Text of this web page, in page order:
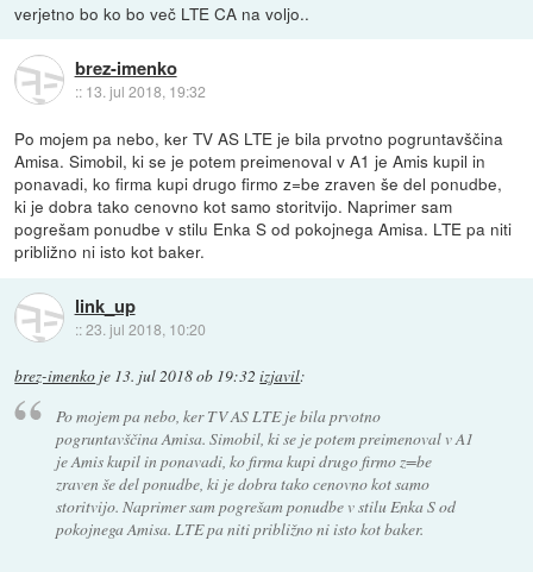
verjetno bo ko bo več LTE CA na voljo..
brez-imenko
:: 13. jul 2018, 19:32
Po mojem pa nebo, ker TV AS LTE je bila prvotno pogruntavščina
Amisa. Simobil, ki se je potem preimenoval v A1 je Amis kupil in
ponavadi, ko firma kupi drugo firmo z=be zraven še del ponudbe,
ki je dobra tako cenovno kot samo storitvijo. Naprimer sam
pogrešam ponudbe v stilu Enka S od pokojnega Amisa. LTE pa niti
približno ni isto kot baker.
link_up
::23. jul 2018, 10:20
brez-imenko je 13. jul 2018 ob 19:32 izjavil:
Po mojem pa nebo, ker TV AS LTE je bila prvotno
pogruntavščina Amisa. Simobil, ki se je potem preimenoval v A1
je Amis kupil in ponavadi, ko firma kupi drugo firmo z=be
zraven še del ponudbe, ki je dobra tako cenovno kot samo
storitvijo. Naprimer sam pogrešam ponudbe v stilu Enka S od
pokojnega Amisa. LTE pa niti približno ni isto kot baker.